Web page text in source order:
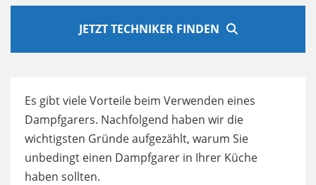
JETZT TECHNIKER FINDEN
Es gibt viele Vorteile beim Verwenden eines
Dampfgarers. Nachfolgend haben wir die
wichtigsten Gründe aufgezählt, warum Sie
unbedingt einen Dampfgarer in Ihrer Küche
haben sollten.